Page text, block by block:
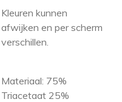
Kleuren kunnen
afwijken en per scherm
verschillen.
Materiaal: 75%
Triacetaat 25%